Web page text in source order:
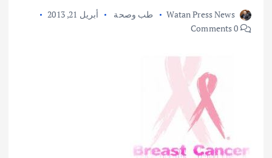
Watan Press News طب وصحة
أبريل 21, 2013